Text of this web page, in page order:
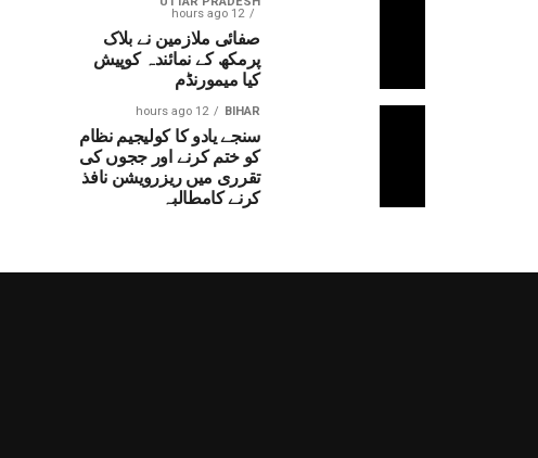
12 hours ago
صفائی ملازمین نے بلاک
پرمکھ کے نمائندہ کوپیش
کیا میمورنڈم
BIHAR
12 hours ago
سنجے یادو کا کولیجیم نظام
کو ختم کرنے اور ججوں کی
تقرری میں ریزرویشن نافذ
کرنے کامطالبہ